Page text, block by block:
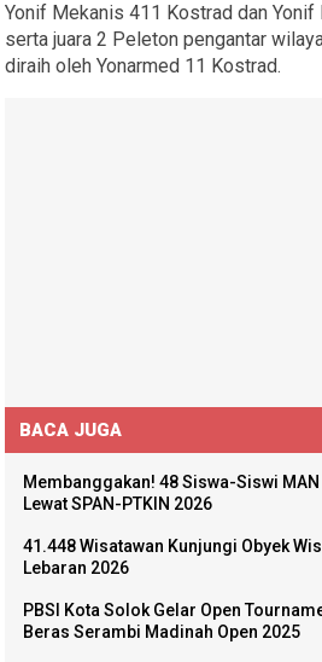
Yonif Mekanis 411 Kostrad dan
serta juara 2 Peleton pengantar
diraih oleh Yonarmed 11 Kostrad.
BACA JUGA
Membanggakan! 48 Siswa-Siswi
Lewat SPAN-PTKIN 2026
41.448 Wisatawan Kunjungi Obyek
Lebaran 2026
PBSI Kota Solok Gelar Open
Beras Serambi Madinah Open 2025